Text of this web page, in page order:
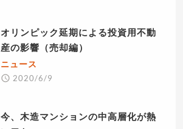
オリンピック延期による投資用不動
産の影響（売却編）
ニュース
2020/6/9
今、木造マンションの中高層化が熱